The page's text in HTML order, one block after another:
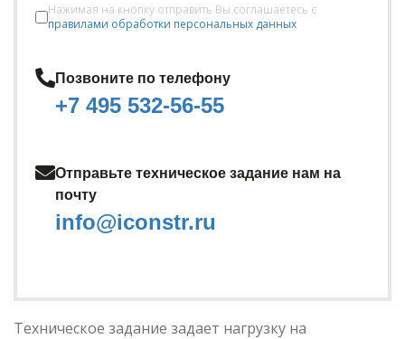
Нажимая на кнопку отправить Вы соглашаетесь с
правилами обработки персональных данных
Позвоните по телефону
+7 495 532-56-55
Отправьте техническое задание нам на
почту
info@iconstr.ru
Техническое задание задает нагрузку на